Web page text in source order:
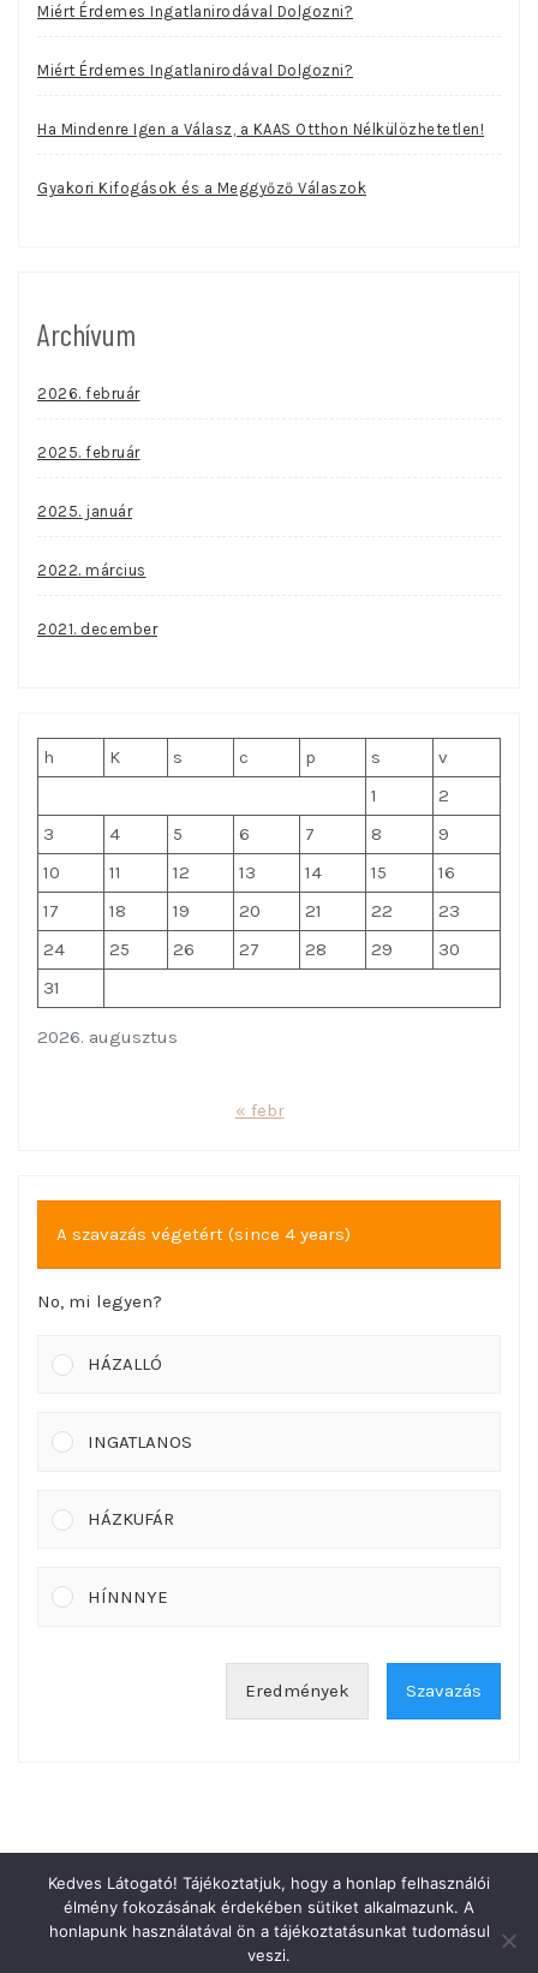
Miért Érdemes Ingatlanirodával Dolgozni?
Miért Érdemes Ingatlanirodával Dolgozni?
Ha Mindenre Igen a Válasz, a KAAS Otthon Nélkülözhetetlen!
Gyakori Kifogások és a Meggyőző Válaszok
Archívum
2026. február
2025. február
2025. január
2022. március
2021. december
2026. augusztus
h K s c p s
v
1
2
3
4 5 6 7 8
9
10
11 12 13 14 15
16
17
18 19 20 21 22
23
24
25 26 27 28 29
30
31
« febr
A szavazás végetért (since 4 years)
No, mi legyen?
HÁZALLÓ
INGATLANOS
HÁZKUFÁR
HÍNNNYE
Eredmények Szavazás
COPYRIGHT © 2026 KAAS BLOG. MINDEN JOG FENNTARTVA.
Kedves Látogató! Tájékoztatjuk, hogy a honlap felhasználói
élmény fokozásának érdekében sütiket alkalmazunk. A
honlapunk használatával ön a tájékoztatásunkat tudomásul
veszi.